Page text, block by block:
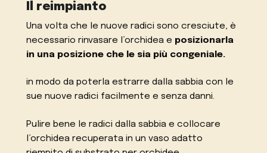
Il reimpianto
Una volta che le nuove radici sono cresciute, è
necessario rinvasare l’orchidea e posizionarla
in una posizione che le sia più congeniale.
in modo da poterla estrarre dalla sabbia con le
sue nuove radici facilmente e senza danni.
Pulire bene le radici dalla sabbia e collocare
l’orchidea recuperata in un vaso adatto